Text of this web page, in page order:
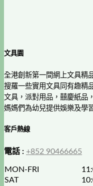
文具園
全港創新第一間網上文具精
搜羅一些實用文具同有趣精
文具，派對用品，囍慶紙品
媽媽們為幼兒提供娛樂及學
客戶熱線
電話 : +852 90466665
MON-FRI
SAT